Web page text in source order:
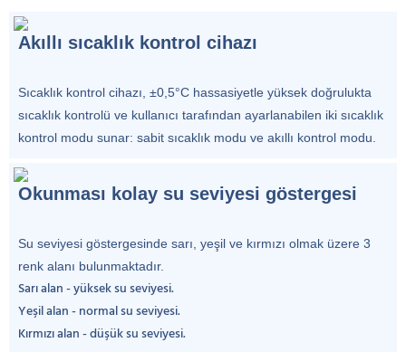
Akıllı sıcaklık kontrol cihazı
Sıcaklık kontrol cihazı, ±0,5°C hassasiyetle yüksek doğrulukta
sıcaklık kontrolü ve kullanıcı tarafından ayarlanabilen iki sıcaklık
kontrol modu sunar: sabit sıcaklık modu ve akıllı kontrol modu.
Okunması kolay su seviyesi göstergesi
Su seviyesi göstergesinde sarı, yeşil ve kırmızı olmak üzere 3
renk alanı bulunmaktadır.
Sarı alan - yüksek su seviyesi.
Yeşil alan - normal su seviyesi.
Kırmızı alan - düşük su seviyesi.